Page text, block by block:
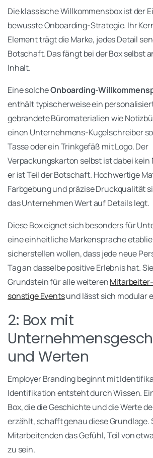
Die klassische Willkommensbox ist der
bewusste Onboarding-Strategie. Ihr
Element trägt die Marke, jedes Detail
Botschaft. Das fängt bei der Box selbst
Inhalt.
Eine solcheOnboarding-
enthält typischerweise ein
gebrandete Büromaterialien wie
einen Unternehmens-Kugelschreiber
Tasse oder ein Trinkgefäß mit Logo. Der
Verpackungskarton selbst ist dabei
er ist Teil der Botschaft. Hochwertige
Farbgebung und präzise Druckqualität
das Unternehmen Wert auf Details legt.
Diese Box eignet sich besonders für
eine einheitliche Markensprache
sicherstellen wollen, dass jede neue
Tag an dasselbe positive Erlebnis hat.
Grundstein für alle weiteren
sonstige Eventsund lässt sich modular
2: Box mit
und Werten
Employer Branding beginnt mit
Identifikation entsteht durch Wissen.
Box, die die Geschichte und die Werte
erzählt, schafft genau diese Grundlage.
Mitarbeitenden das Gefühl, Teil von
zu sein.